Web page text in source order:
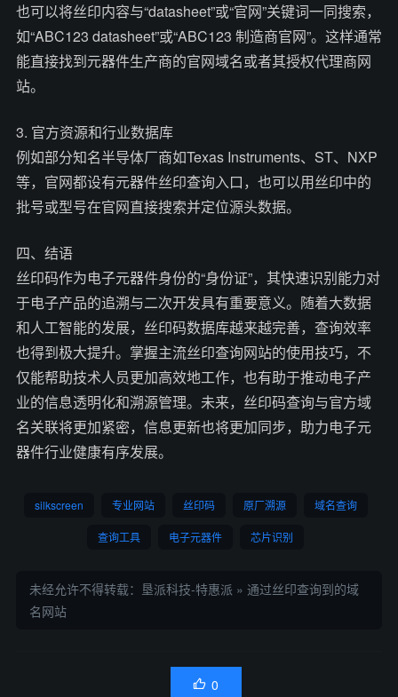
也可以将丝印内容与“datasheet”或“官网”关键词一同搜索，
如“ABC123 datasheet”或“ABC123 制造商官网”。这样通常
能直接找到元器件生产商的官网域名或者其授权代理商网
站。
3. 官方资源和行业数据库
例如部分知名半导体厂商如Texas Instruments、ST、NXP
等，官网都设有元器件丝印查询入口，也可以用丝印中的
批号或型号在官网直接搜索并定位源头数据。
四、结语
丝印码作为电子元器件身份的“身份证”，其快速识别能力对
于电子产品的追溯与二次开发具有重要意义。随着大数据
和人工智能的发展，丝印码数据库越来越完善，查询效率
也得到极大提升。掌握主流丝印查询网站的使用技巧，不
仅能帮助技术人员更加高效地工作，也有助于推动电子产
业的信息透明化和溯源管理。未来，丝印码查询与官方域
名关联将更加紧密，信息更新也将更加同步，助力电子元
器件行业健康有序发展。
silkscreen 专业网站 丝印码 原厂溯源 域名查询
查询工具 电子元器件 芯片识别
未经允许不得转载： 垦派科技-特惠派 » 通过丝印查询到的域
名网站
 0